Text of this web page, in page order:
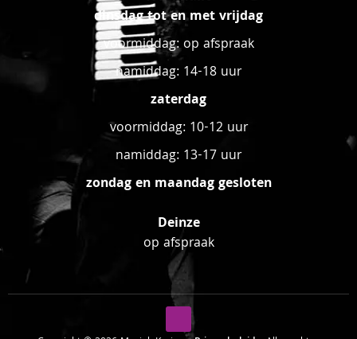
dinsdag tot en met vrijdag
voormiddag: op afspraak
namiddag: 14-18 uur
zaterdag
voormiddag: 10-12 uur
namiddag: 13-17 uur
zondag en maandag gesloten
Deinze
op afspraak